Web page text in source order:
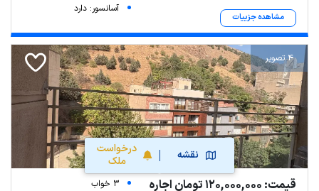
نقشه
درخواست
ملک
مشاهده جزییات
آسانسور: دارد
4 تصویر
قیمت: 120,000,000 تومان اجاره 3 خواب